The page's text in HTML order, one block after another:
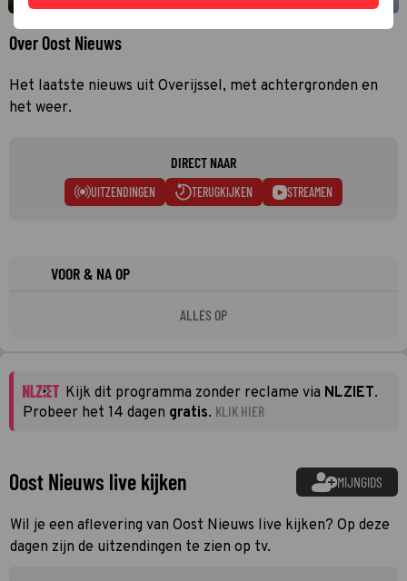
Over Oost Nieuws
Het laatste nieuws uit Overijssel, met achtergronden en
het weer.
DIRECT NAAR
UITZENDINGEN TERUGKIJKEN STREAMEN
VOOR & NA OP
ALLES OP
Kijk dit programma zonder reclame via NLZIET.
Probeer het 14 dagen gratis. KLIK HIER
Oost Nieuws live kijken MIJNGIDS
Wil je een aflevering van Oost Nieuws live kijken? Op deze
dagen zijn de uitzendingen te zien op tv.